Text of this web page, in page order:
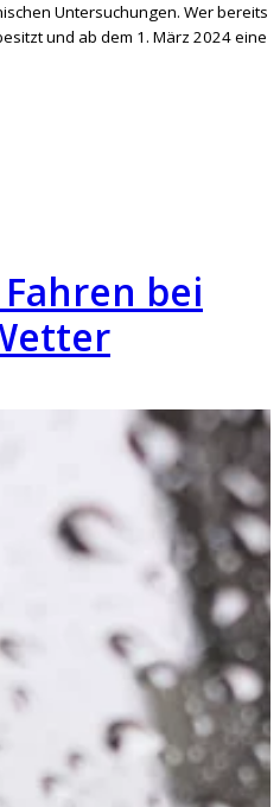
Untersuchungen. Wer bereits
und ab dem 1. März 2024 eine
bei